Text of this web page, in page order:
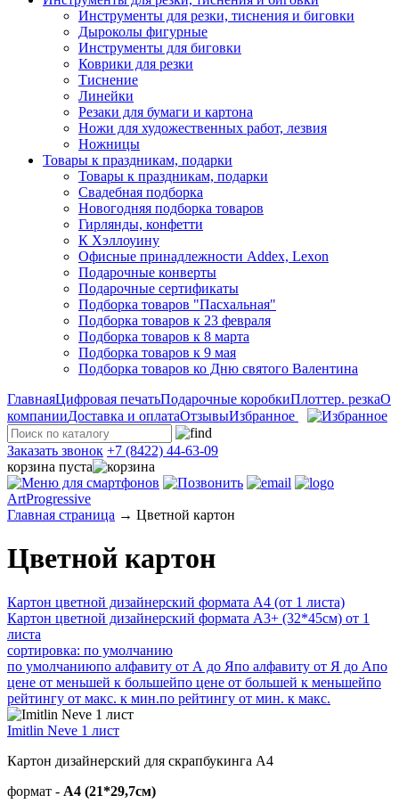
Инструменты для резки, тиснения и биговки
Дыроколы фигурные
Инструменты для биговки
Коврики для резки
Тиснение
Линейки
Резаки для бумаги и картона
Ножи для художественных работ, лезвия
Ножницы
Товары к праздникам, подарки
Товары к праздникам, подарки
Свадебная подборка
Новогодняя подборка товаров
Гирлянды, конфетти
К Хэллоуину
Офисные принадлежности Addex, Lexon
Подарочные конверты
Подарочные сертификаты
Подборка товаров "Пасхальная"
Подборка товаров к 23 февраля
Подборка товаров к 8 марта
Подборка товаров к 9 мая
Подборка товаров ко Дню святого Валентина
ГлавнаяЦифровая печатьПодарочные коробкиПлоттер. резкаО
компанииДоставка и оплатаОтзывыИзбранное
Заказать звонок +7 (8422) 44-63-09
корзина пуста
ArtProgressive
Главная страница → Цветной картон
Цветной картон
Картон цветной дизайнерский формата А4 (от 1 листа)
Картон цветной дизайнерский формата А3+ (32*45см) от 1
листа
сортировка: по умолчанию
по умолчаниюпо алфавиту от А до Япо алфавиту от Я до Апо
цене от меньшей к большейпо цене от большей к меньшейпо
рейтингу от макс. к мин.по рейтингу от мин. к макс.
Imitlin Neve 1 лист
Картон дизайнерский для скрапбукинга А4
формат - А4 (21*29,7см)